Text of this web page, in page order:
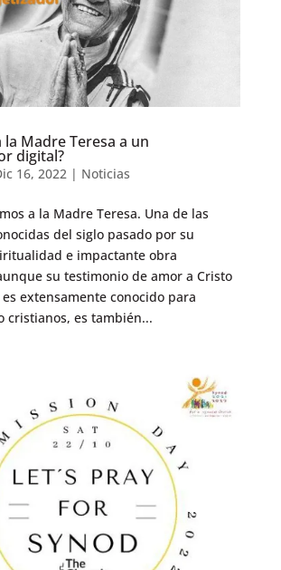
la Madre Teresa a un
digital?
16, 2022 | Noticias
a la Madre Teresa. Una de las
del siglo pasado por su
e impactante obra
su testimonio de amor a Cristo
extensamente conocido para
cristianos, es también...